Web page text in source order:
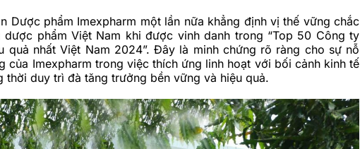
Dược phẩm Imexpharm một lần nữa khẳng định vị thế vững chắc
phẩm Việt Nam khi được vinh danh trong “Top 50 Công ty
quả nhất Việt Nam 2024”. Đây là minh chứng rõ ràng cho sự nỗ
của Imexpharm trong việc thích ứng linh hoạt với bối cảnh kinh tế
thời duy trì đà tăng trưởng bền vững và hiệu quả.